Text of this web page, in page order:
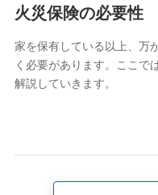
電話対応の品質向上およ
6.採用応募者の個人情
採用選考および入社手続
火災保険の必要性
家を保有している以上、万
く必要があります。ここで
解説していきます。